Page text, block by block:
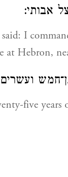
אבותי:
I
at Hebron,
five years